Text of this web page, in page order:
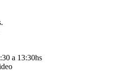
a 13:30hs